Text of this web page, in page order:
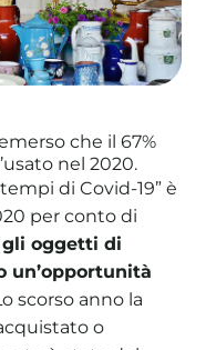
che il 67%
nel 2020.
di Covid-19” è
per conto di
gli oggetti di
un’opportunità
scorso anno la
o